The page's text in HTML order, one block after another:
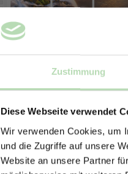
Zustimmung
Diese Webseite verwendet
Wir verwenden Cookies, um
und die Zugriffe auf unsere
Website an unsere Partner